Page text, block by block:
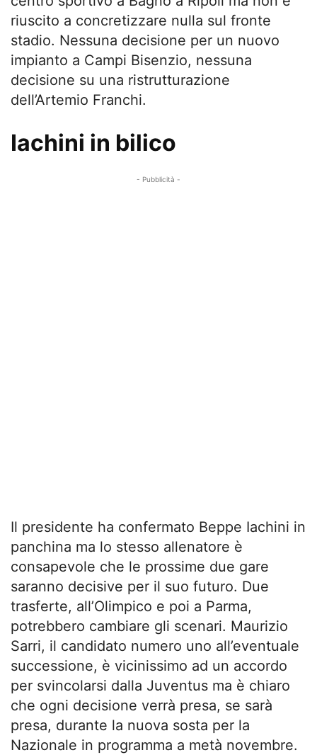
riuscito a concretizzare nulla sul fronte
stadio. Nessuna decisione per un nuovo
impianto a Campi Bisenzio, nessuna
decisione su una ristrutturazione
dell’Artemio Franchi.
Iachini in bilico
- Pubblicità -
Il presidente ha confermato Beppe Iachini in
panchina ma lo stesso allenatore è
consapevole che le prossime due gare
saranno decisive per il suo futuro. Due
trasferte, all’Olimpico e poi a Parma,
potrebbero cambiare gli scenari. Maurizio
Sarri, il candidato numero uno all’eventuale
successione, è vicinissimo ad un accordo
per svincolarsi dalla Juventus ma è chiaro
che ogni decisione verrà presa, se sarà
presa, durante la nuova sosta per la
Nazionale in programma a metà novembre.